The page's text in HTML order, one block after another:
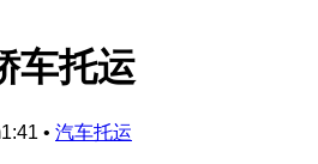
车托运
• 汽车托运